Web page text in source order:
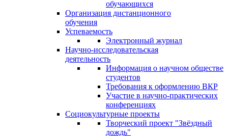
обучающихся
Организация дистанционного
обучения
Успеваемость
Электронный журнал
Научно-исследовательская
деятельность
Информация о научном обществе
студентов
Требования к оформлению ВКР
Участие в научно-практических
конференциях
Социокультурные проекты
Творческий проект "Звёздный
дождь"